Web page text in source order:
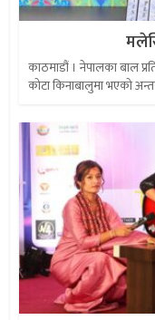
काठमाडौं । नेपालका बाल
कोटा किनाबालुमा भएको